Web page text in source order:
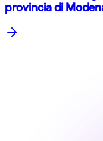
provincia di